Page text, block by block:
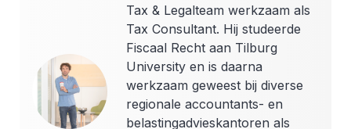
Tax & Legalteam werkzaam als
Tax Consultant. Hij studeerde
Fiscaal Recht aan Tilburg
University en is daarna
werkzaam geweest bij diverse
regionale accountants- en
belastingadvieskantoren als